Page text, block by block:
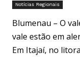
Notícias Regionais
Blumenau – O
vale estão em
Em Itajaí, no